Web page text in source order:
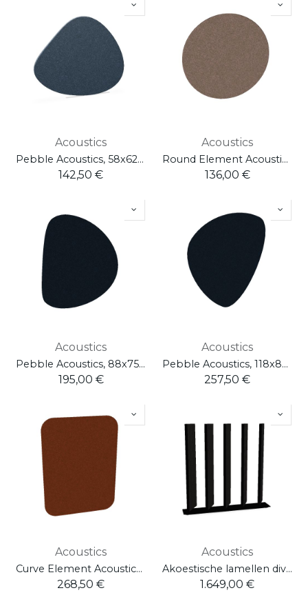
Acoustics
Pebble Acoustics, 58x62 cm
142,50 €
Acoustics
Round Element Acoustics, Ø 58 cm
136,00 €
Acoustics
Pebble Acoustics, 88x75 cm
195,00 €
Acoustics
Pebble Acoustics, 118x88 cm
257,50 €
Acoustics
Curve Element Acoustics, 88x118 cm
268,50 €
Acoustics
Akoestische lamellen divider - Large
1.649,00 €